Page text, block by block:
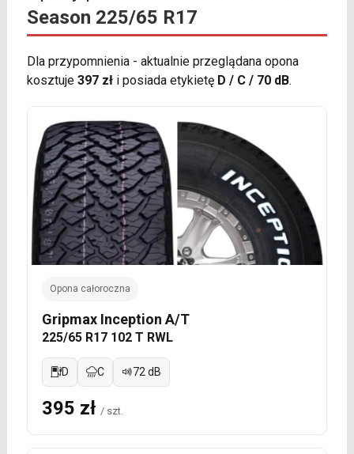
Season 225/65 R17
Dla przypomnienia - aktualnie przeglądana opona
kosztuje 397 złi posiada etykietę D / C / 70 dB.
Opona całoroczna
Gripmax Inception A/T
225/65 R17 102 T RWL
D C 72 dB
395 zł / szt.